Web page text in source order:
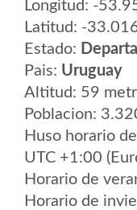
Longitud: -
Latitud: -
Estado:
Pais: Uruguay
Altitud: 59
Poblacion:
Huso horario
UTC +1:00
Horario de
Horario de